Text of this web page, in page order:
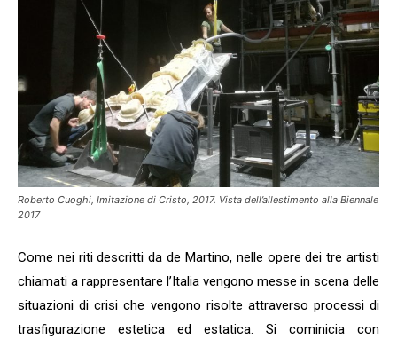
Roberto Cuoghi, Imitazione di Cristo, 2017. Vista dell’allestimento alla Biennale
2017
Come nei riti descritti da de Martino, nelle opere dei tre artisti
chiamati a rappresentare l’Italia vengono messe in scena delle
situazioni di crisi che vengono risolte attraverso processi di
trasfigurazione estetica ed estatica. Si cominicia con